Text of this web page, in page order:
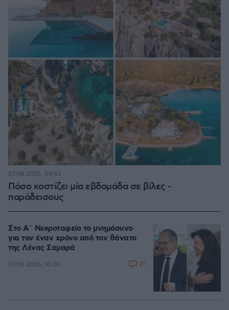
Πόσο κοστίζει μία εβδομάδα σε βίλες -
παράδεισους
07.08.2026, 09:43
Στο Α΄ Νεκροταφείο το μνημόσυνο
για τον έναν χρόνο από τον θάνατο
της Λένας Σαμαρά
07.08.2026, 10:26 21